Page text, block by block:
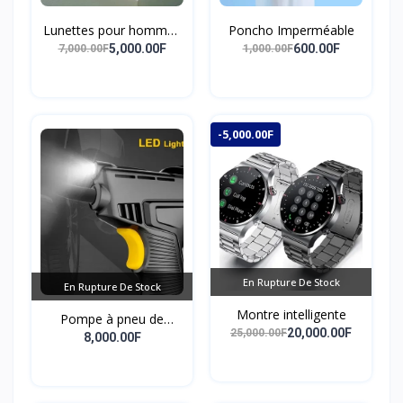
Lunettes pour hommes
et femmes, anti-lumière
7,000.00F5,000.00F
Poncho Imperméable
1,000.00F600.00F
En Rupture De Stock
Pompe à pneu de
pointeur de véhicule
8,000.00F
-5,000.00F
En Rupture De Stock
Montre intelligente
25,000.00F20,000.00F